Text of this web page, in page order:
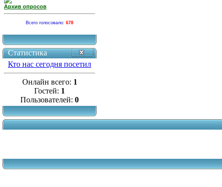
Архив опросов
Всего голосовало: 678
Статистика
Кто нас сегодня посетил
Онлайн всего: 1
Гостей: 1
Пользователей: 0